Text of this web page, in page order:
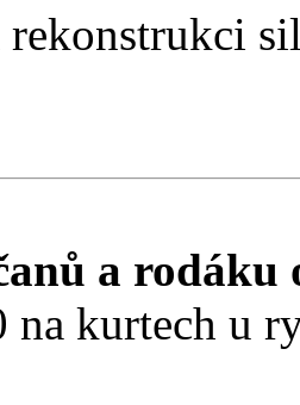
a rodáku
na kurtech u